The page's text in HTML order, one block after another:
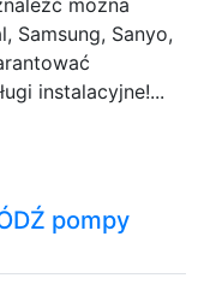
Samsung, Sanyo,
instalacyjne!...
pompy